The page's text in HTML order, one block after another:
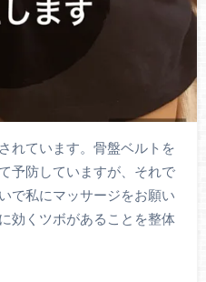
れています。骨盤ベルトを
予防していますが、それで
で私にマッサージをお願い
効くツボがあることを整体